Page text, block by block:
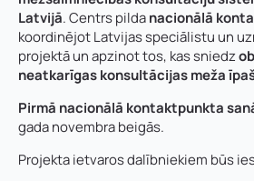
Latvijā. Centrs pildanacionālā
koordinējot Latvijas speciālistu un
projektā un apzinot tos, kas sniedz
neatkarīgas konsultācijas meža
Pirmā nacionālā kontaktpunkta
gada novembra beigās.
Projekta ietvaros dalībniekiem būs